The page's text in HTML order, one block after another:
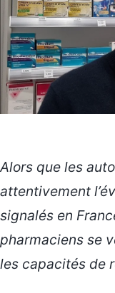
Alors que les
attentivement
signalés en
pharmaciens se
les capacités de